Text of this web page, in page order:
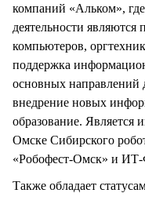
компаний «Альком»,
деятельности
компьютеров,
поддержка
основных направлений
внедрение новых
образование. Является
Омске Сибирского
«Робофест-Омск» и
Также обладает